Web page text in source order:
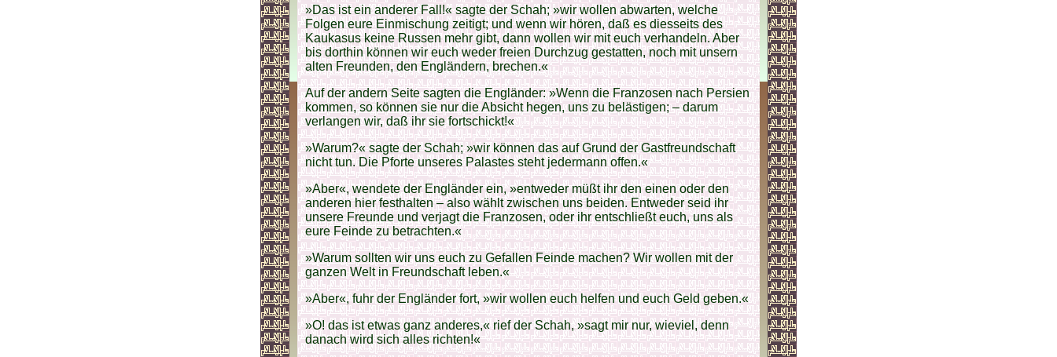
»Das ist ein anderer Fall!« sagte der Schah; »wir wollen abwarten, welche
Folgen eure Einmischung zeitigt; und wenn wir hören, daß es diesseits des
Kaukasus keine Russen mehr gibt, dann wollen wir mit euch verhandeln. Aber
bis dorthin können wir euch weder freien Durchzug gestatten, noch mit unsern
alten Freunden, den Engländern, brechen.«
Auf der andern Seite sagten die Engländer: »Wenn die Franzosen nach Persien
kommen, so können sie nur die Absicht hegen, uns zu belästigen; – darum
verlangen wir, daß ihr sie fortschickt!«
»Warum?« sagte der Schah; »wir können das auf Grund der Gastfreundschaft
nicht tun. Die Pforte unseres Palastes steht jedermann offen.«
»Aber«, wendete der Engländer ein, »entweder müßt ihr den einen oder den
anderen hier festhalten – also wählt zwischen uns beiden. Entweder seid ihr
unsere Freunde und verjagt die Franzosen, oder ihr entschließt euch, uns als
eure Feinde zu betrachten.«
»Warum sollten wir uns euch zu Gefallen Feinde machen? Wir wollen mit der
ganzen Welt in Freundschaft leben.«
»Aber«, fuhr der Engländer fort, »wir wollen euch helfen und euch Geld geben.«
»O! das ist etwas ganz anderes,« rief der Schah, »sagt mir nur, wieviel, denn
danach wird sich alles richten!«